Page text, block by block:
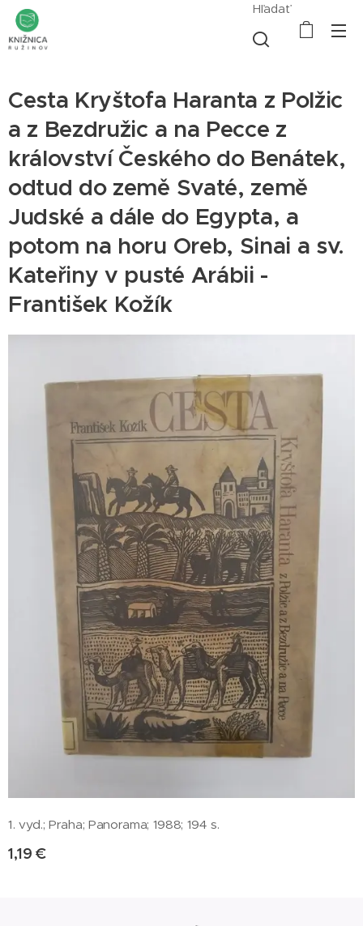
Hľadať
Cesta Kryštofa Haranta z Polžic
a z Bezdružic a na Pecce z
království Českého do Benátek,
odtud do země Svaté, země
Judské a dále do Egypta, a
potom na horu Oreb, Sinai a sv.
Kateřiny v pusté Arábii -
František Kožík
1. vyd.; Praha; Panorama; 1988; 194 s.
1,19 €